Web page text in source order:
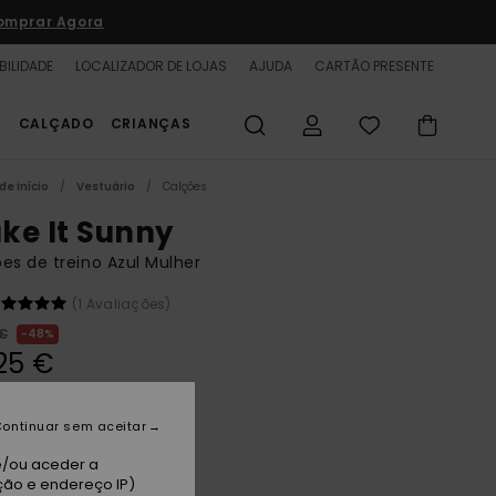
Agora
LOCALIZADOR DE LOJAS AJUDA CARTÃO PRESENTE
CALÇADO CRIANÇAS
início Vestuário Calções
It Sunny
de treino Azul Mulher
(1 Avaliações)
48%
€
PROMO 25% EXTRA
Blue Make A Splash Big
ou aceder a
e endereço IP)
sem aceitar